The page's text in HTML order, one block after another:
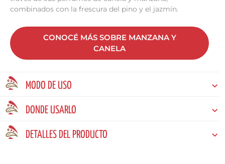
combinados con la frescura del pino y el jazmín.
CONOCÉ MÁS SOBRE MANZANA Y
CANELA
MODO DE USO
DONDE USARLO
DETALLES DEL PRODUCTO